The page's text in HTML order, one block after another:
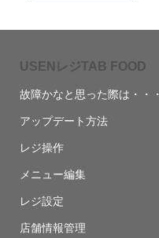
USENレジTAB FOOD
故障かなと思った際は・・・
アップデート方法
レジ操作
メニュー編集
レジ設定
店舗情報管理